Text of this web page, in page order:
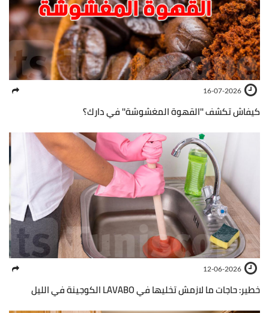
16-07-2026
كيفاش تكشف ''القهوة المغشوشة'' في دارك؟
12-06-2026
خطير: حاجات ما لازمش تخليها في LAVABO الكوجينة في الليل